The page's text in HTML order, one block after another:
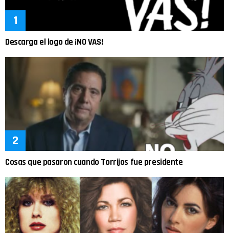
Descarga el logo de ¡NO VAS!
Cosas que pasaron cuando Torrijos fue presidente